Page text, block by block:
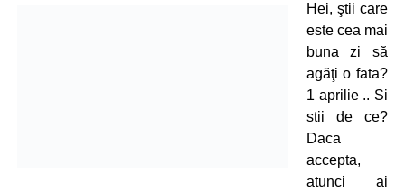
Hei, ştii care
este cea mai
buna zi să
agăţi o fata?
1 aprilie .. Si
stii de ce?
Daca
accepta,
atunci ai